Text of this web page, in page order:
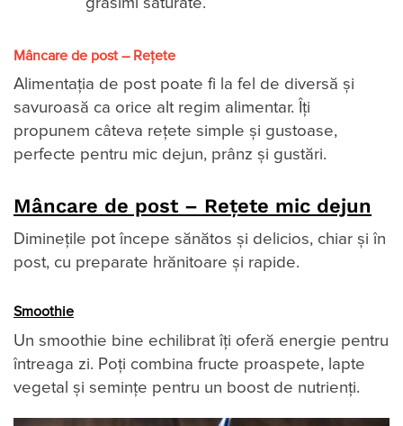
Mâncare de post – Rețete
Alimentația de post poate fi la fel de diversă și
savuroasă ca orice alt regim alimentar. Îți
propunem câteva rețete simple și gustoase,
perfecte pentru mic dejun, prânz și gustări.
Mâncare de post – Rețete mic dejun
Diminețile pot începe sănătos și delicios, chiar și în
post, cu preparate hrănitoare și rapide.
Smoothie
Un smoothie bine echilibrat îți oferă energie pentru
întreaga zi. Poți combina fructe proaspete, lapte
vegetal și semințe pentru un boost de nutrienți.